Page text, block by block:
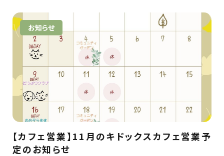
お知らせ
【カフェ営業】11月のキドックスカフェ営業予
定のお知らせ